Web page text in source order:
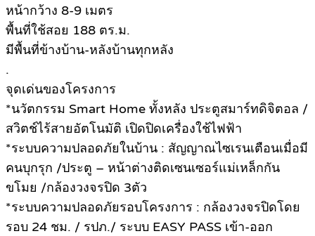
หน้ากว้าง 8-9 เมตร
พื้นที่ใช้สอย 188 ตร.ม.
มีพื้นที่ข้างบ้าน-หลังบ้านทุกหลัง
.
จุดเด่นของโครงการ
*นวัตกรรม Smart Home ทั้งหลัง ประตูสมาร์ทดิจิตอล /
สวิตช์ไร้สายอัตโนมัติ เปิดปิดเครื่องใช้ไฟฟ้า
*ระบบความปลอดภัยในบ้าน : สัญญาณไซเรนเตือนเมื่อมี
คนบุกรุก /ประตู – หน้าต่างติดเซนเซอร์แม่เหล็กกัน
ขโมย /กล้องวงจรปิด 3ตัว
*ระบบความปลอดภัยรอบโครงการ : กล้องวงจรปิดโดย
รอบ 24 ชม. / รปภ./ ระบบ EASY PASS เข้า-ออก